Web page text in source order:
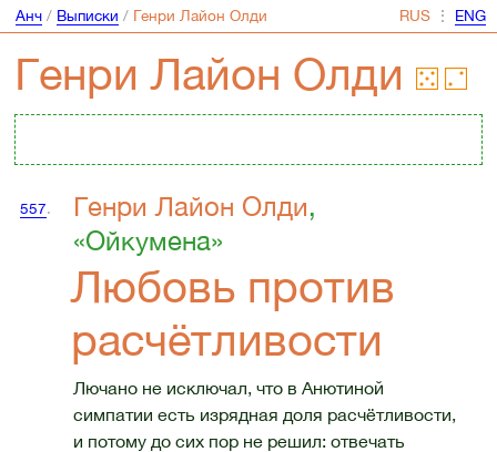
Анч/ Выписки / Генри Лайон Олди ⋮
Генри Лайон Олди
557. Генри Лайон Олди,
«Ойкумена»
Любовь против
расчётливости
Лючано не исключал, что в Анютиной
симпатии есть изрядная доля расчётливости,
и потому до сих пор не решил: отвечать